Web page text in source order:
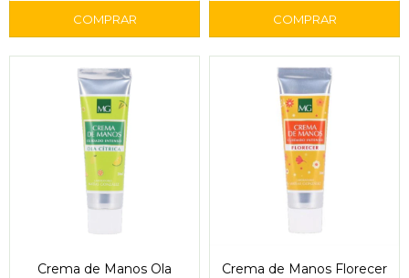
Crema de Manos Ola
Crema de Manos Florecer